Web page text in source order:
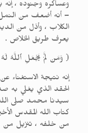
وعساكره وجنوده ،
– أنه أضعف من
الكلاب ، وأذل من
يعرف طريق الخلاص .
( وَمَن لَّمْ يَجْعَلِ ٱللَّهُ
إنه نتيجة الاستغناء
الحقد الذي يغلي به
سيدنا محمد صلى الله
كتاب الله المقدس
من خلفه ، تنزيل من